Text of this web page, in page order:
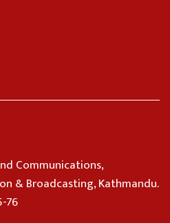
Communications,
& Broadcasting, Kathmandu.
76